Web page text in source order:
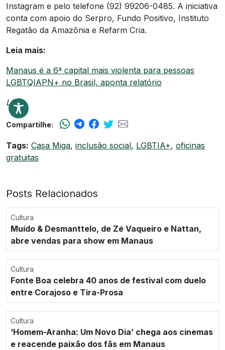
Instagram e pelo telefone (92) 99206-0485. A iniciativa
conta com apoio do Serpro, Fundo Positivo, Instituto
Regatão da Amazônia e Refarm Cria.
Leia mais:
Manaus é a 6ª capital mais violenta para pessoas
LGBTQIAPN+ no Brasil, aponta relatório
LS
Compartilhe:
Tags: Casa Miga, inclusão social, LGBTIA+, oficinas
gratuitas
Posts Relacionados
Cultura
Muído & Desmanttelo, de Zé Vaqueiro e Nattan,
abre vendas para show em Manaus
Cultura
Fonte Boa celebra 40 anos de festival com duelo
entre Corajoso e Tira-Prosa
Cultura
‘Homem-Aranha: Um Novo Dia’ chega aos cinemas
e reacende paixão dos fãs em Manaus